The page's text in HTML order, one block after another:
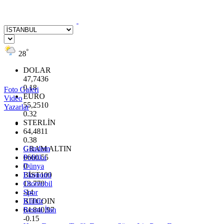
28°
DOLAR
47,7436
0.18
EURO
55,2510
0.32
STERLİN
64,4811
0.38
GRAM ALTIN
6660.55
0
BİST100
13.779
-14
BITCOIN
64.840,97
-0.15
Foto Galeri
Video
Yazarlar
Gündem
Politika
Dünya
Ekonomi
Otomobil
Spor
Kültür
Resmi İlan